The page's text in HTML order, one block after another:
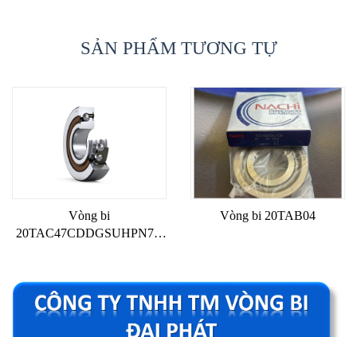
SẢN PHẨM TƯƠNG TỰ
Vòng bi
20TAC47CDDGSUHPN7C
Vòng bi 20TAB04